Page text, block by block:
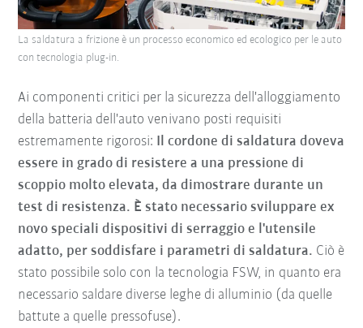
Ai componenti critici per la sicurezza dell'alloggiamento
della batteria dell'auto venivano posti requisiti
estremamente rigorosi: Il cordone di saldatura doveva
essere in grado di resistere a una pressione di
scoppio molto elevata, da dimostrare durante un
test di resistenza. È stato necessario sviluppare ex
novo speciali dispositivi di serraggio e l'utensile
adatto, per soddisfare i parametri di saldatura. Ciò è
stato possibile solo con la tecnologia FSW, in quanto era
necessario saldare diverse leghe di alluminio (da quelle
battute a quelle pressofuse).
La saldatura a frizione è un processo economico ed ecologico per le auto
con tecnologia plug-in.